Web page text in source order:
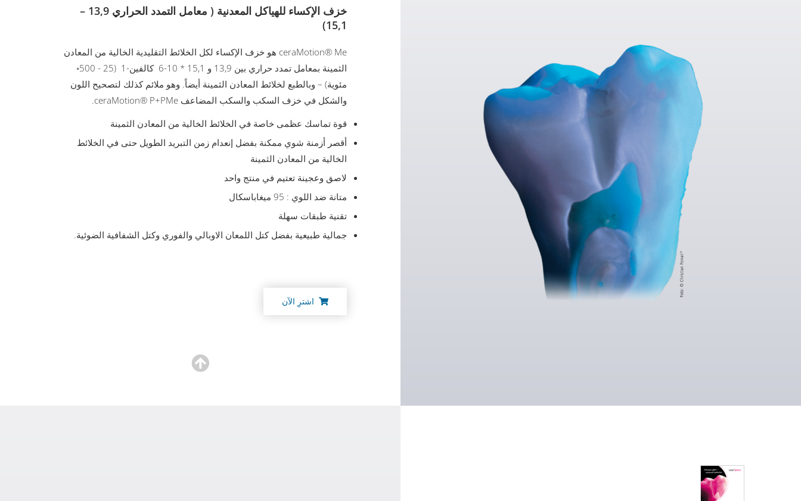
خزف الإكساء للهياكل المعدنية ( معامل التمدد الحراري 13,9 –
15,1)
ceraMotion® Me هو خزف الإكساء لكل الخلائط التقليدية الخالية من المعادن
الثمينة بمعامل تمدد حراري بين 13,9 و 15,1 * 10-6 كالفين-1 (25 - 500◦
مئوية) – وبالطبع لخلائط المعادن الثمينة أيضاً. وهو ملائم كذلك لتصحيح اللون
والشكل في خزف السكب والسكب المضاعف ceraMotion® P+PMe.
قوة تماسك عظمى خاصة في الخلائط الخالية من المعادن الثمينة
أقصر أزمنة شوي ممكنة بفضل إنعدام زمن التبريد الطويل حتى في الخلائط
الخالية من المعادن الثمينة
لاصق وعجينة تعتيم في منتج واحد
متانة ضد اللوي : 95 ميغاباسكال
تقنية طبقات سهلة
جمالية طبيعية بفضل كتل اللمعان الاوبالي والفوري وكتل الشفافية الضوئية.
اشترِ الآن